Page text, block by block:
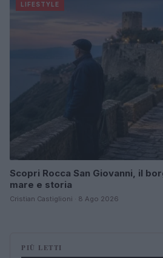
LIFESTYLE
Scopri Rocca San Giovanni, il
mare e storia
Cristian Castiglioni · 8 Ago 2026
PIÙ LETTI